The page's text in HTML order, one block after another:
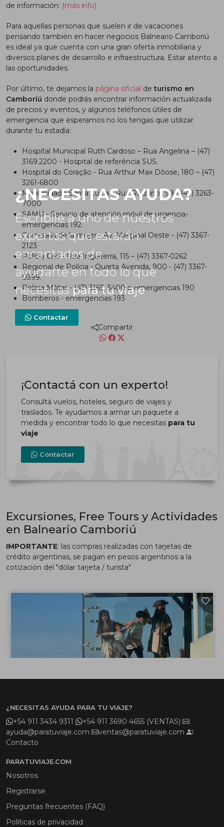
de información: (más info)
Para aquellas personas que suelen ir de vacaciones
pensando también en hacer negocios Balneario Camboriú
es ideal ya que cuenta con una gran oferta inmobiliaria y
diversos planes de desarrollo e infraestructura. Estar atento a
las oportunidades.
Por último, te dejamos la página oficial deturismo en
Camboriú donde podrás encontrar información actualizada
de precios y eventos, y algunos teléfonos útiles de
emergencia que esperamos no los tengas que utilizar
durante tu estadía:
Hospital Municipal Ruth Cardoso – Rua Angelina – (47)
3169.2200 - Hospital de referência SUS.
Hospital do Coração - Rua Arthur Max Dôose, 180 – (47)
3261-6800
Maternidade Santa Luzia - Rua Rouxinol, 99 - (47) 3263-
7000
SAMU - Servicio de atención móvil de urgencia-
emergencias 192.
Comisaría de la mujer - Av. Marginal Oeste - (47) 3367-
2123
Polícia Civil - Rua Inglaterra, 115 – (47) 3367-0262
Regional de Polícia - Quarta Avenida, 900 - (47) 3367-
0399.
Polícia Militar - (47) 3169-3400 o emergencias 190
Bomberos - emergencias 193
Compartir
¡Contactá con un experto!
Consultá vuelos, hoteles, seguro de viajes y
traslados. Te ayudamos a armar un paquete a
medida y encontrar todo lo que necesitas para tu
viaje
Contactar
Excursiones, Free Tours y Actividades
en Balneario Camboriú
IMPORTANTE: las compras realizadas con tarjetas de
crédito argentinas, se pagan en pesos argentinos a la
cotización del "dólar tarjeta / turista"
¿NECESITAS AYUDA?
Escribile a uno de nuestros
expertos que estarán
encantados de
ayudarte en todo lo que
necesitaspara tu viaje
Contactar
¿NECESITAS AYUDA PARA TU VIAJE?
+54 911 3434 9311
+54 911 3690 4655 (VENTAS)
ayuda@paratuviaje.com
ventas@paratuviaje.com
Contacto
PARATUVIAJE.COM
Nosotros
Registrarse
Preguntas frecuentes (FAQ)
Políticas de privacidad